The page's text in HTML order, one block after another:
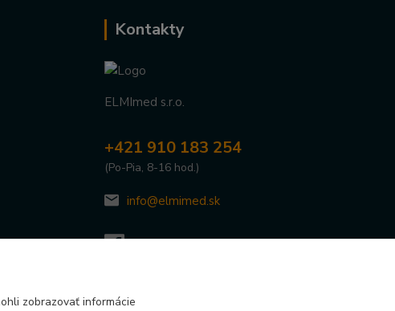
Kontakty
ELMImed s.r.o.
+421 910 183 254
(Po-Pia, 8-16 hod.)
info@elmimed.sk
zobrazovať informácie